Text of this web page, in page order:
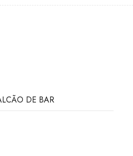
DE BAR